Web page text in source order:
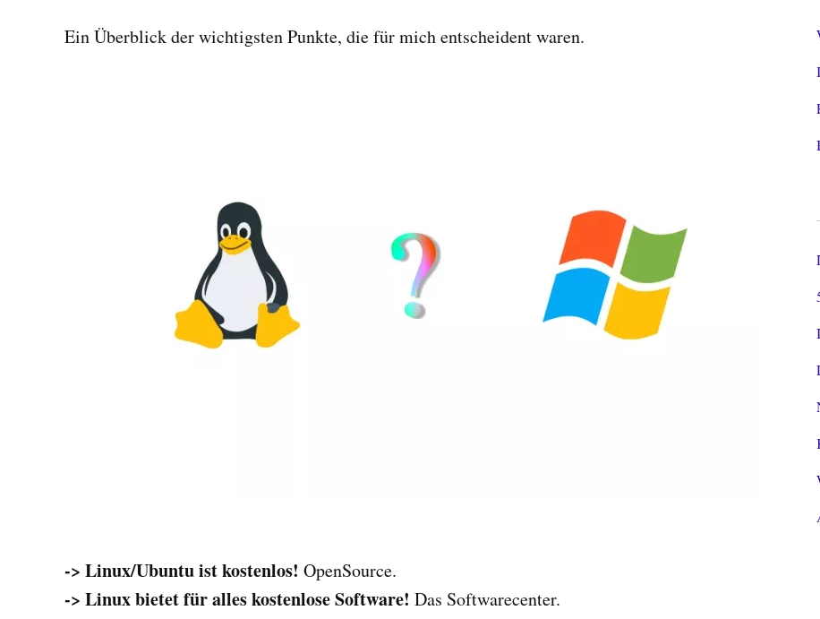
Ein Überblick der wichtigsten Punkte, die für mich entscheident waren.
-> Linux/Ubuntu ist kostenlos! OpenSource.
-> Linux bietet für alles kostenlose Software! Das Softwarecenter.